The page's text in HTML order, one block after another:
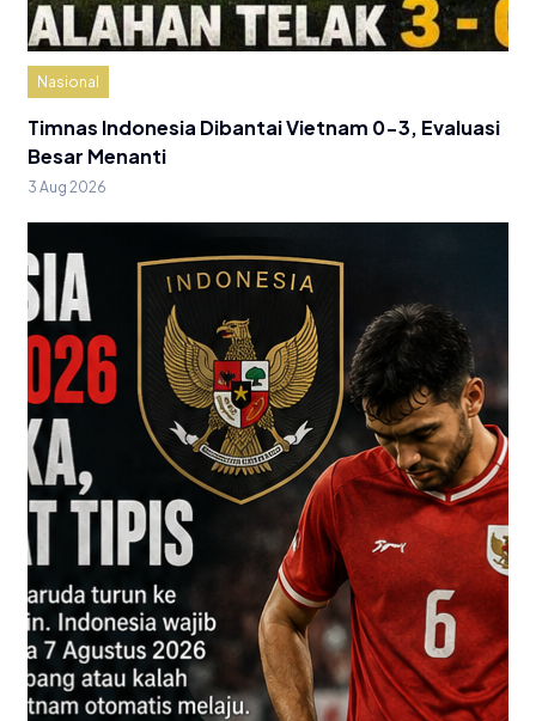
Nasional
Timnas Indonesia Dibantai Vietnam 0-3, Evaluasi
Besar Menanti
3 Aug 2026